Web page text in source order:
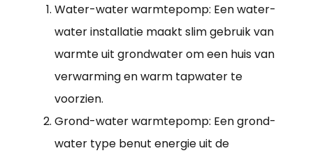
Water-water warmtepomp: Een water-
water installatie maakt slim gebruik van
warmte uit grondwater om een huis van
verwarming en warm tapwater te
voorzien.
Grond-water warmtepomp: Een grond-
water type benut energie uit de